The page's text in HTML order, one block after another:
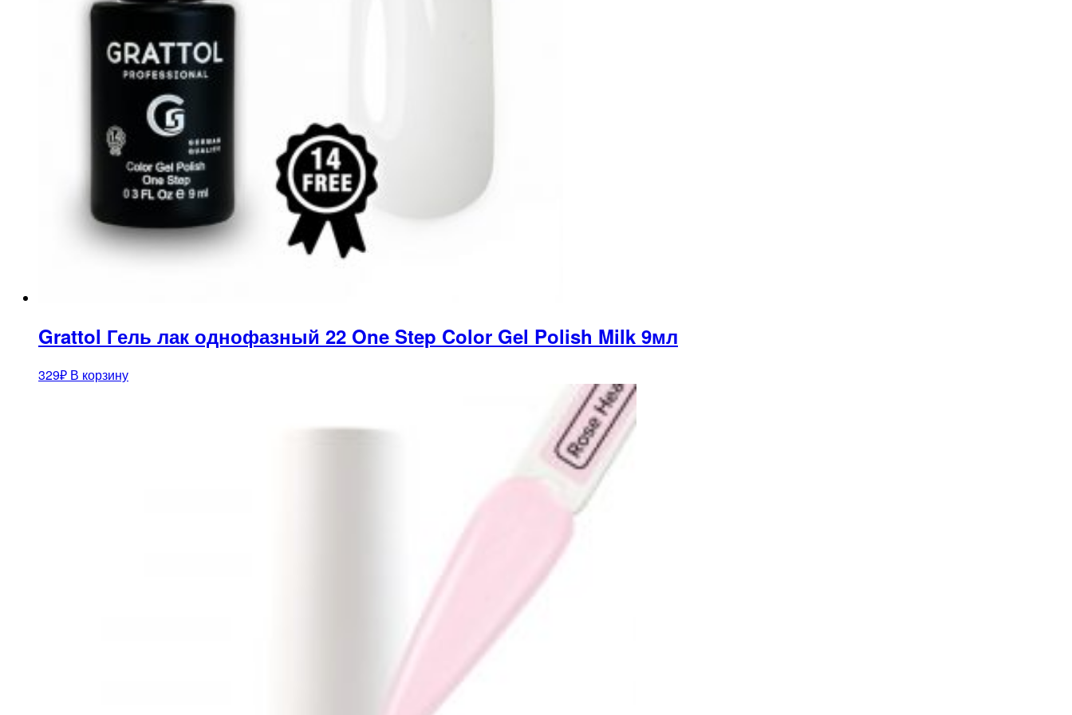
Grattol Гель лак однофазный 22 One Step Color Gel Polish Milk 9мл
329₽ В корзину